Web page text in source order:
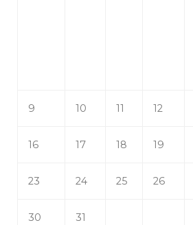
9 10 11 12
16 17 18 19
23 24 25 26
30 31